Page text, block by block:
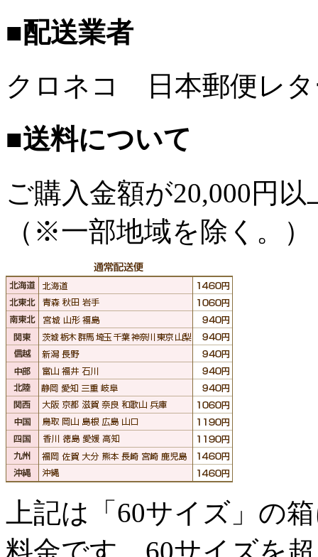
■配送業者
クロネコ 日本郵便レ
■送料について
ご購入金額が20,000円
（※一部地域を除く。）
上記は「60サイズ」の
料金です。60サイズを